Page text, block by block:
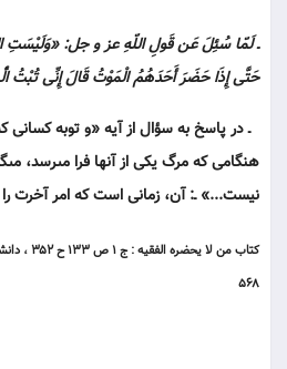
ـ لَمّا سُئِلَ عَن قَولِ اللّهِ عز و جل: «وَلَيْسَتِ
حَتَّى إِذَا حَضَرَ أَحَدَهُمُ الْمَوْتُ قَالَ إِنِّى تُبْتُ
ـ در پاسخ به سؤال از آيه «و توبه كسانى
هنگامى كه مرگ يكى از آنها فرا مى‏رسد،
نيست...» ـ: آن، زمانى است كه امر آخرت
۵۶۸